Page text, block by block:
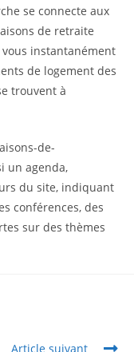
se connecte aux
de retraite
instantanément
de logement des
trouvent à
de-
un agenda,
du site, indiquant
conférences, des
sur des thèmes
Article suivant